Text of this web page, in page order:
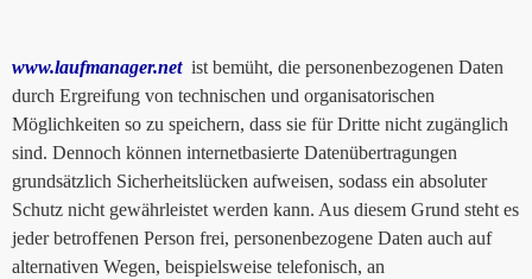
www.laufmanager.netist bemüht, die personenbezogenen Daten
durch Ergreifung von technischen und organisatorischen
Möglichkeiten so zu speichern, dass sie für Dritte nicht zugänglich
sind. Dennoch können internetbasierte Datenübertragungen
grundsätzlich Sicherheitslücken aufweisen, sodass ein absoluter
Schutz nicht gewährleistet werden kann. Aus diesem Grund steht es
jeder betroffenen Person frei, personenbezogene Daten auch auf
alternativen Wegen, beispielsweise telefonisch, an